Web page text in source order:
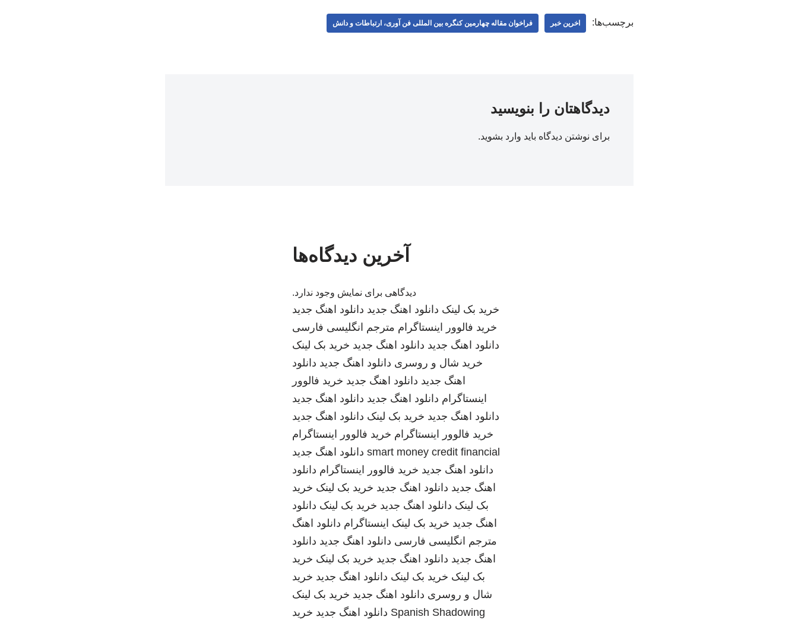
برچسب‌ها: اخرین خبر فراخوان مقاله چهارمین کنگره بین المللی فن آوری، ارتباطات و دانش
دیدگاهتان را بنویسید
برای نوشتن دیدگاه باید وارد بشوید.
آخرین دیدگاه‌ها
دیدگاهی برای نمایش وجود ندارد.
خرید بک لینک دانلود اهنگ جدید دانلود اهنگ جدید
خرید فالوور اینستاگرام مترجم انگلیسی فارسی
دانلود اهنگ جدید دانلود اهنگ جدید خرید بک لینک
خرید شال و روسری دانلود اهنگ جدید دانلود
اهنگ جدید دانلود اهنگ جدید خرید فالوور
اینستاگرام دانلود اهنگ جدید دانلود اهنگ جدید
دانلود اهنگ جدید خرید بک لینک دانلود اهنگ جدید
خرید فالوور اینستاگرام خرید فالوور اینستاگرام
smart money credit financial دانلود اهنگ جدید
دانلود اهنگ جدید خرید فالوور اینستاگرام دانلود
اهنگ جدید دانلود اهنگ جدید خرید بک لینک خرید
بک لینک دانلود اهنگ جدید خرید بک لینک دانلود
اهنگ جدید خرید بک لینک اینستاگرام دانلود اهنگ
مترجم انگلیسی فارسی دانلود اهنگ جدید دانلود
اهنگ جدید دانلود اهنگ جدید خرید بک لینک خرید
بک لینک خرید بک لینک دانلود اهنگ جدید خرید
شال و روسری دانلود اهنگ جدید خرید بک لینک
Spanish Shadowing دانلود اهنگ جدید خرید